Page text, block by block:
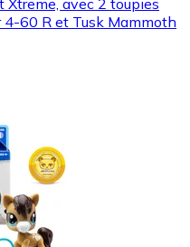
Xtreme, avec 2 toupies
4-60 R et Tusk Mammoth